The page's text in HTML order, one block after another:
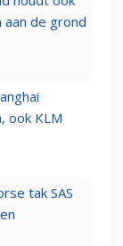
de grond
ook KLM
tak SAS